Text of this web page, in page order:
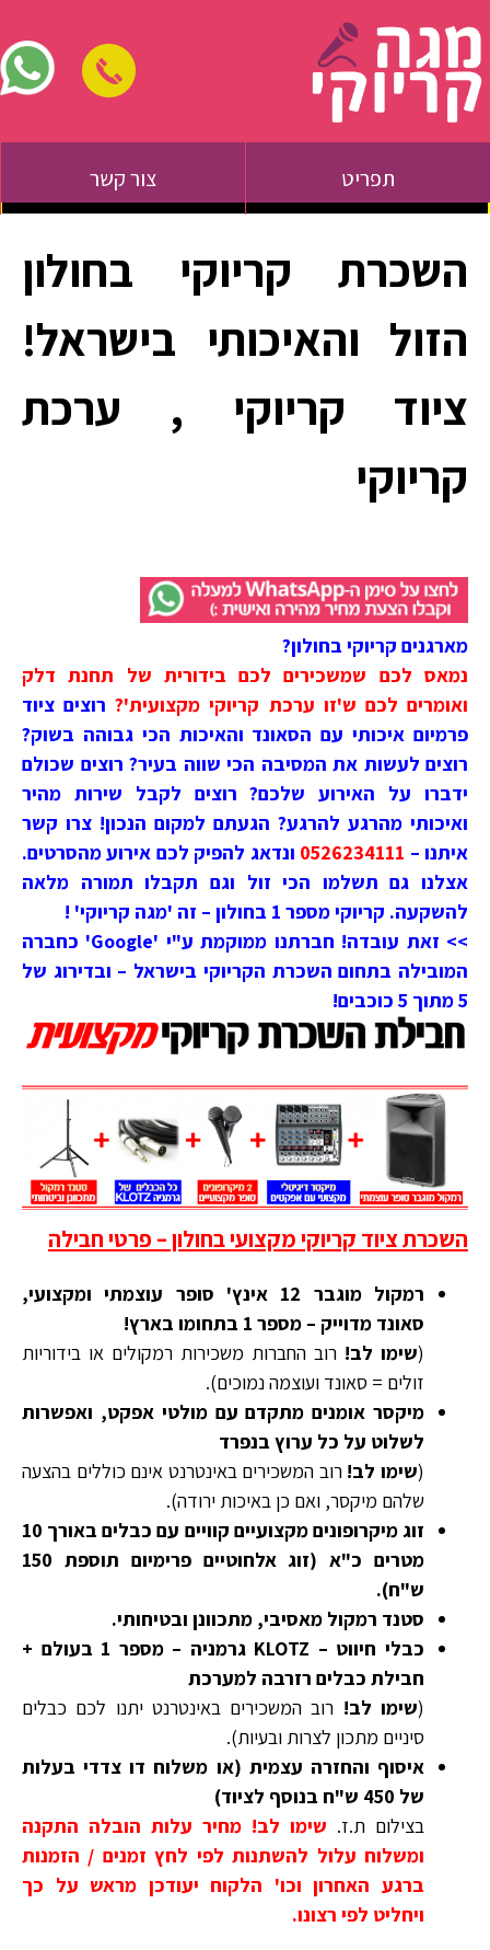
תפריט צור קשר
השכרת קריוקי בחולון
הזול והאיכותי בישראל!
ציוד קריוקי , ערכת
קריוקי
מארגנים קריוקי בחולון?
נמאס לכם שמשכירים לכם בידורית של תחנת דלק
ואומרים לכם ש'זו ערכת קריוקי מקצועית'? רוצים ציוד
פרמיום איכותי עם הסאונד והאיכות הכי גבוהה בשוק?
רוצים לעשות את המסיבה הכי שווה בעיר? רוצים שכולם
ידברו על האירוע שלכם? רוצים לקבל שירות מהיר
ואיכותי מהרגע להרגע? הגעתם למקום הנכון! צרו קשר
איתנו – 0526234111 ונדאג להפיק לכם אירוע מהסרטים.
אצלנו גם תשלמו הכי זול וגם תקבלו תמורה מלאה
להשקעה. קריוקי מספר 1 בחולון – זה 'מגה קריוקי' !
>> זאת עובדה! חברתנו ממוקמת ע"י 'Google' כחברה
המובילה בתחום השכרת הקריוקי בישראל – ובדירוג של
5 מתוך 5 כוכבים!
השכרת ציוד קריוקי מקצועי בחולון – פרטי חבילה
רמקול מוגבר 12 אינץ' סופר עוצמתי ומקצועי,
סאונד מדוייק – מספר 1 בתחומו בארץ!
(שימו לב! רוב החברות משכירות רמקולים או בידוריות
זולים = סאונד ועוצמה נמוכים).
מיקסר אומנים מתקדם עם מולטי אפקט, ואפשרות
לשלוט על כל ערוץ בנפרד
(שימו לב! רוב המשכירים באינטרנט אינם כוללים בהצעה
שלהם מיקסר, ואם כן באיכות ירודה).
זוג מיקרופונים מקצועיים קוויים עם כבלים באורך 10
מטרים כ"א (זוג אלחוטיים פרימיום תוספת 150
ש"ח).
סטנד רמקול מאסיבי, מתכוונן ובטיחותי.
כבלי חיווט – KLOTZ גרמניה – מספר 1 בעולם +
חבילת כבלים רזרבה למערכת
(שימו לב! רוב המשכירים באינטרנט יתנו לכם כבלים
סיניים מתכון לצרות ובעיות).
איסוף והחזרה עצמית (או משלוח דו צדדי בעלות
של 450 ש"ח בנוסף לציוד)
בצילום ת.ז. שימו לב! מחיר עלות הובלה התקנה
ומשלוח עלול להשתנות לפי לחץ זמנים / הזמנות
ברגע האחרון וכו' הלקוח יעודכן מראש על כך
ויחליט לפי רצונו.